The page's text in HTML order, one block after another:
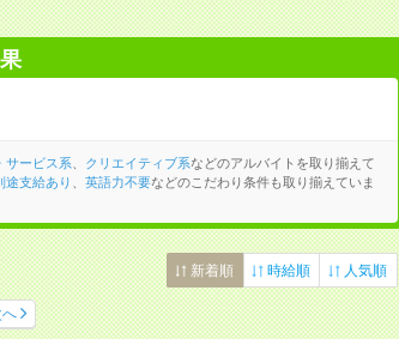
サービス系 クリエイティブ系などのアルバイトを取り揃えて
途支給あり 英語力不要などのこだわり条件も取り揃えていま
新着順 時給順 人気順
へ